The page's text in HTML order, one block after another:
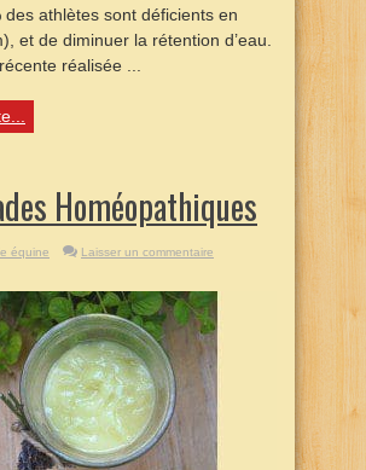
des athlètes sont déficients en
et de diminuer la rétention d’eau.
réalisée ...
Homéopathiques
équine
Laisser un commentaire